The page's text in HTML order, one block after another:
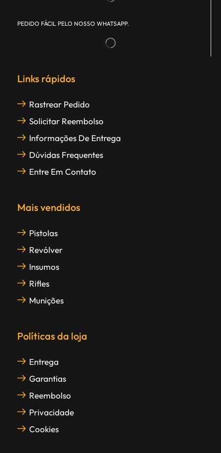
PEDIDO FÁCIL PELO NOSSO WHATSAPP.
Links rápidos
Rastrear Pedido
Solicitar Reembolso
Informações De Entrega
Dúvidas Frequentes
Entre Em Contato
Mais vendidos
Pistolas
Revólver
Insumos
Rifles
Munições
Políticas da loja
Entrega
Garantias
Reembolso
Privacidade
Cookies